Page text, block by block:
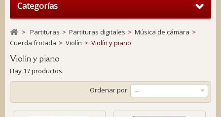
Categorías
> Partituras > Partituras digitales > Música de cámara >
Cuerda frotada > Violín > Violín y piano
Violín y piano
Hay 17 productos.
Ordenar por --